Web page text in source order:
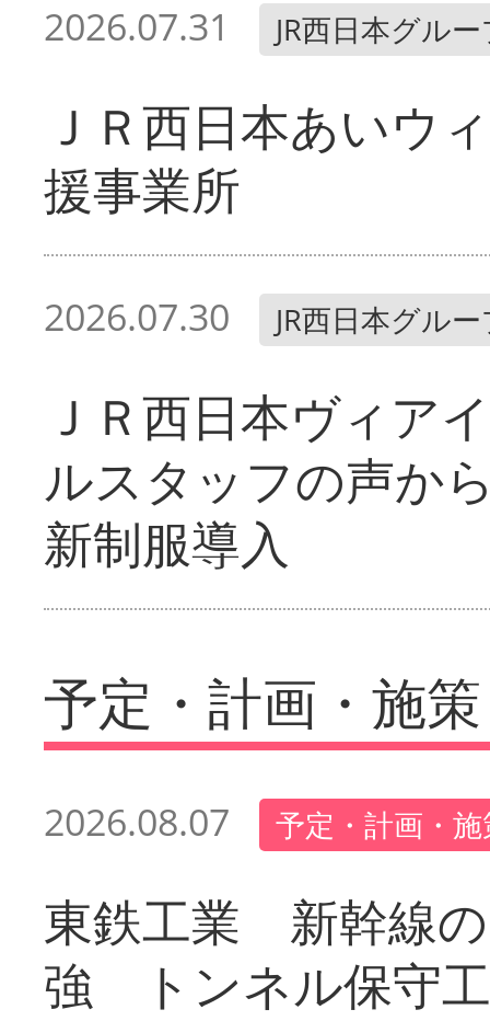
2026.07.31 JR西日本グル
ＪＲ西日本あいウ
援事業所
2026.07.30 JR西日本グル
ＪＲ西日本ヴィア
ルスタッフの声か
新制服導入
予定・計画・施策
2026.08.07 予定・計画・
東鉄工業 新幹線
強 トンネル保守